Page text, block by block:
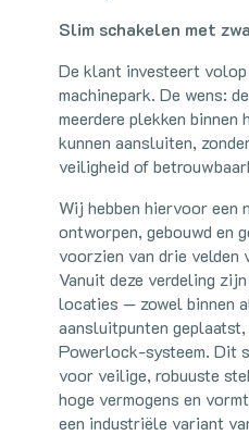
Slim schakelen met
De klant investeert
machinepark. De wens:
meerdere plekken
kunnen aansluiten,
veiligheid of
Wij hebben hiervoor een
ontworpen, gebouwd en
voorzien van drie velden
Vanuit deze verdeling
locaties — zowel binnen
aansluitpunten
Powerlock-systeem. Dit
voor veilige, robuuste
hoge vermogens en
een industriële variant